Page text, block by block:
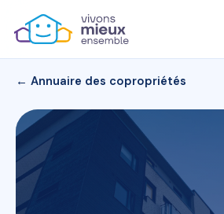
← Annuaire des copropriétés